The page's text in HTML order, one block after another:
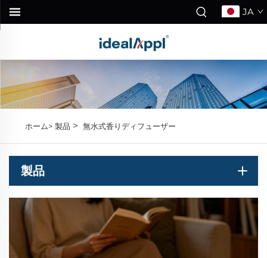
JA
ホーム> 製品 > 無水式香りディフューザー
製品